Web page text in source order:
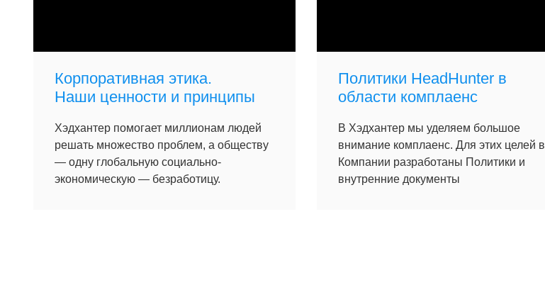
Корпоративная этика.
Наши ценности и принципы
Хэдхантер помогает миллионам людей
решать множество проблем, а обществу
— одну глобальную социально-
экономическую — безработицу.
Политики HeadHunter в
области комплаенс
В Хэдхантер мы уделяем большое
внимание комплаенс. Для этих целей в
Компании разработаны Политики и
внутренние документы